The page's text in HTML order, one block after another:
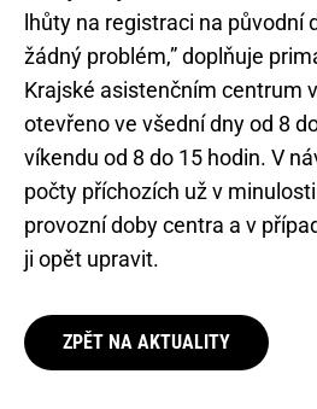
lhůty na registraci na původní
žádný problém,” doplňuje
Krajské asistenčním centrum
otevřeno ve všední dny od 8
víkendu od 8 do 15 hodin. V
počty příchozích už v
provozní doby centra a v
ji opět upravit.
ZPĚT NA AKTUALITY